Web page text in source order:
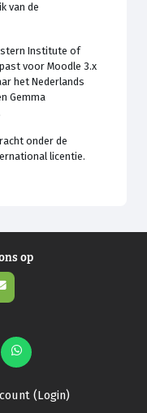
van de
Institute of
voor Moodle 3.x
het Nederlands
Gemma
onder de
licentie.
op
(Login)